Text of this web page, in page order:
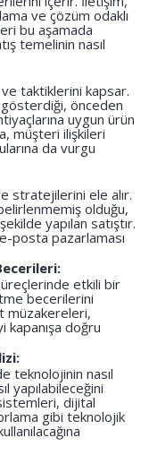
ve çözüm odaklı
bu aşamada
temelinin nasıl
taktiklerini kapsar.
gösterdiği, önceden
uygun ürün
müşteri ilişkileri
da vurgu
stratejilerini ele alır.
olduğu,
yapılan satıştır.
posta pazarlaması
etkili bir
becerilerini
müzakereleri,
doğru
teknolojinin nasıl
yapılabileceğini
dijital
gibi teknolojik